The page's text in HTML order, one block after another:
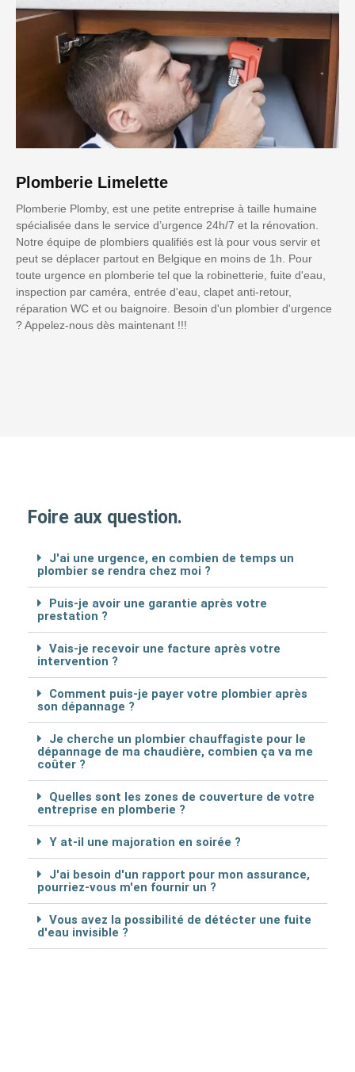
Plomberie Limelette
Plomberie Plomby, est une petite entreprise à taille humaine
spécialisée dans le service d’urgence 24h/7 et la rénovation.
Notre équipe de plombiers qualifiés est là pour vous servir et
peut se déplacer partout en Belgique en moins de 1h. Pour
toute urgence en plomberie tel que la robinetterie, fuite d'eau,
inspection par caméra, entrée d'eau, clapet anti-retour,
réparation WC et ou baignoire. Besoin d'un plombier d'urgence
? Appelez-nous dès maintenant !!!
Foire aux question.
J'ai une urgence, en combien de temps un
plombier se rendra chez moi ?
Puis-je avoir une garantie après votre
prestation ?
Vais-je recevoir une facture après votre
intervention ?
Comment puis-je payer votre plombier après
son dépannage ?
Je cherche un plombier chauffagiste pour le
dépannage de ma chaudière, combien ça va me
coûter ?
Quelles sont les zones de couverture de votre
entreprise en plomberie ?
Y at-il une majoration en soirée ?
J'ai besoin d'un rapport pour mon assurance,
pourriez-vous m'en fournir un ?
Vous avez la possibilité de détécter une fuite
d'eau invisible ?